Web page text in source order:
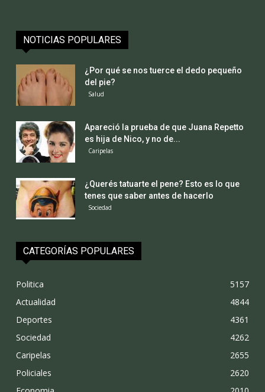
NOTICIAS POPULARES
¿Por qué se nos tuerce el dedo pequeño
del pie?
Salud
Apareció la prueba de que Juana Repetto
es hija de Nico, y no de...
Caripelas
¿Querés tatuarte el pene? Esto es lo que
tenes que saber antes de hacerlo
Sociedad
CATEGORÍAS POPULARES
Politica
5157
Actualidad
4844
Deportes
4361
Sociedad
4262
Caripelas
2655
Policiales
2620